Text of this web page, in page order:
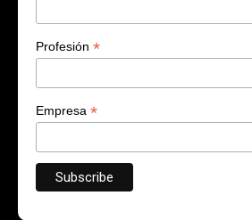
Profesión *
Empresa *